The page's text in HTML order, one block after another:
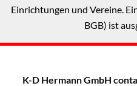
Einrichtungen und Vereine.
BGB) ist
K-D Hermann GmbH